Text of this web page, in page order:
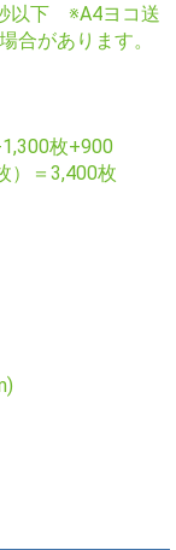
以下 ※A4ヨコ送
合があります。
枚+900
）＝3,400枚